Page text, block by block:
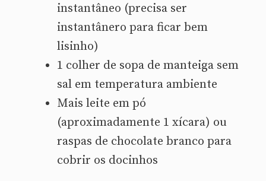
instantâneo (precisa ser
instantânero para ficar bem
lisinho)
1 colher de sopa de manteiga sem
sal em temperatura ambiente
Mais leite em pó
(aproximadamente 1 xícara) ou
raspas de chocolate branco para
cobrir os docinhos